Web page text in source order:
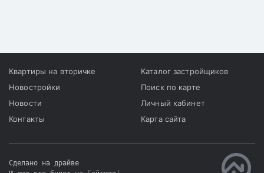
Квартиры на вторичке
Новостройки
Новости
Контакты
Каталог застройщиков
Поиск по карте
Личный кабинет
Карта сайта
Сделано на драйве